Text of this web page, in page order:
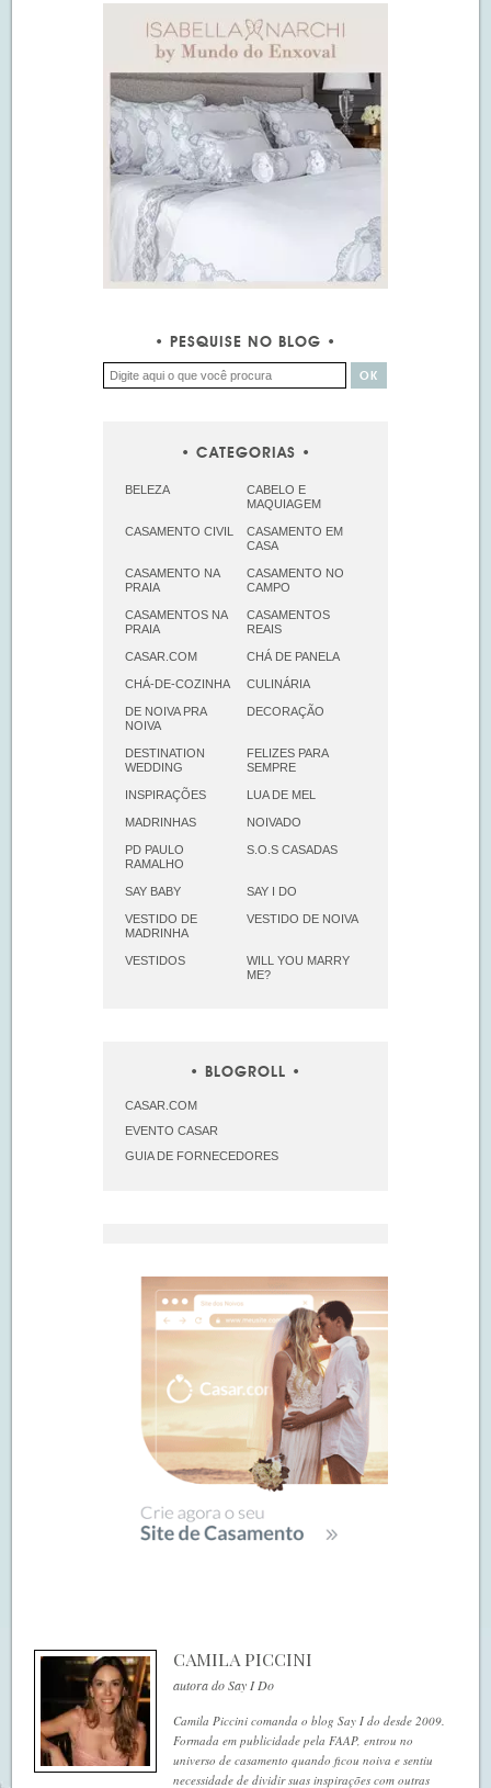
PESQUISE NO BLOG
CATEGORIAS
BELEZA
CABELO E
MAQUIAGEM
CASAMENTO CIVIL
CASAMENTO EM
CASA
CASAMENTO NA
PRAIA
CASAMENTO NO
CAMPO
CASAMENTOS NA
PRAIA
CASAMENTOS
REAIS
CASAR.COM CHÁ DE PANELA
CHÁ-DE-COZINHA CULINÁRIA
DE NOIVA PRA
NOIVA
DECORAÇÃO
DESTINATION
WEDDING
FELIZES PARA
SEMPRE
INSPIRAÇÕES LUA DE MEL
MADRINHAS NOIVADO
PD PAULO
RAMALHO
S.O.S CASADAS
SAY BABY SAY I DO
VESTIDO DE
MADRINHA
VESTIDO DE NOIVA
VESTIDOS
WILL YOU MARRY
ME?
BLOGROLL
CASAR.COM
EVENTO CASAR
GUIA DE FORNECEDORES
CAMILA PICCINI
autora do Say I Do
Camila Piccini comanda o blog Say I do desde 2009.
Formada em publicidade pela FAAP, entrou no
universo de casamento quando ficou noiva e sentiu
necessidade de dividir suas inspirações com outras